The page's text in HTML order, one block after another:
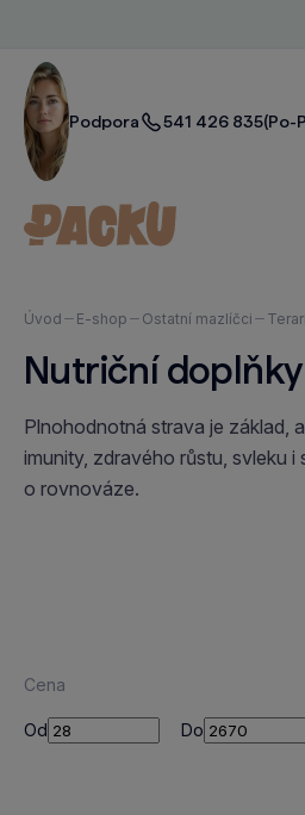
Podpora 541 426 835(Po-
Nacházíte
zde:
Úvod E-shop Ostatní mazlíčci
Nutriční
Plnohodnotná strava je základ,
imunity, zdravého růstu, svleku
o rovnováze.
Cena
Od Od Do Do